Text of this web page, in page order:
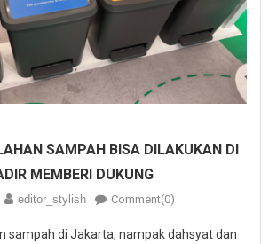
SAMPAH BISA DILAKUKAN DI
MEMBERI DUKUNG
editor_stylish Comment(0)
sampah di Jakarta, nampak dahsyat dan